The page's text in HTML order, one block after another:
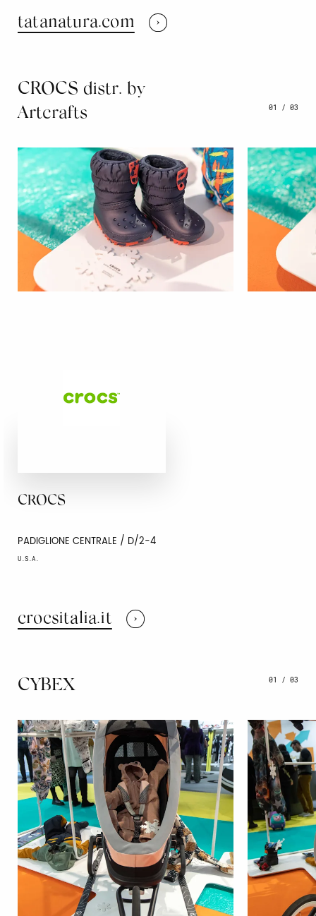
tatanatura.com
CROCS distr. by
Artcrafts
01 / 03
CROCS
PADIGLIONE CENTRALE / D/2-4
U.S.A.
crocsitalia.it
CYBEX 01 / 03